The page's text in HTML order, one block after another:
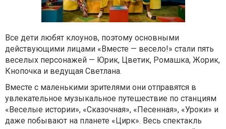
Все дети любят клоунов, поэтому основными
действующими лицами «Вместе — весело!» стали пять
веселых персонажей — Юрик, Цветик, Ромашка, Жорик,
Кнопочка и ведущая Светлана.
Вместе с маленькими зрителями они отправятся в
увлекательное музыкальное путешествие по станциям
«Веселые истории», «Сказочная», «Песенная», «Уроки» и
даже побывают на планете «Цирк». Весь спектакль